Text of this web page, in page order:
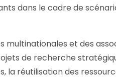
dans le cadre de
multinationales et des
de recherche
la réutilisation des